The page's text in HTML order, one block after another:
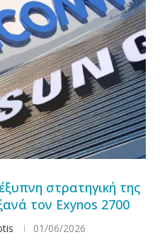
στρατηγική της
τον Exynos 2700
01/06/2026